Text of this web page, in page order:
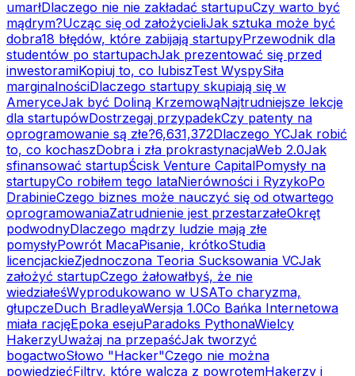
umarłDlaczego nie nie zakładać startupuCzy warto być
mądrym?Ucząc się od założycieliJak sztuka może być
dobra18 błędów, które zabijają startupyPrzewodnik dla
studentów po startupachJak prezentować się przed
inwestoramiKopiuj to, co lubiszTest WyspySiła
marginalnościDlaczego startupy skupiają się w
AmeryceJak być Doliną KrzemowąNajtrudniejsze lekcje
dla startupówDostrzegaj przypadekCzy patenty na
oprogramowanie są złe?6,631,372Dlaczego YCJak robić
to, co kochaszDobra i zła prokrastynacjaWeb 2.0Jak
sfinansować startupŚcisk Venture CapitalPomysły na
startupyCo robiłem tego lataNierówności i RyzykoPo
DrabinieCzego biznes może nauczyć się od otwartego
oprogramowaniaZatrudnienie jest przestarzałeOkręt
podwodnyDlaczego mądrzy ludzie mają złe
pomysłyPowrót MacaPisanie, krótkoStudia
licencjackieZjednoczona Teoria Sucksowania VCJak
założyć startupCzego żałowałbyś, że nie
wiedziałeśWyprodukowano w USATo charyzma,
głupczeDuch BradleyaWersja 1.0Co Bańka Internetowa
miała racjęEpoka esejuParadoks PythonaWielcy
HakerzyUważaj na przepaśćJak tworzyć
bogactwoSłowo "Hacker"Czego nie można
powiedziećFiltry, które walczą z powrotemHakerzy i